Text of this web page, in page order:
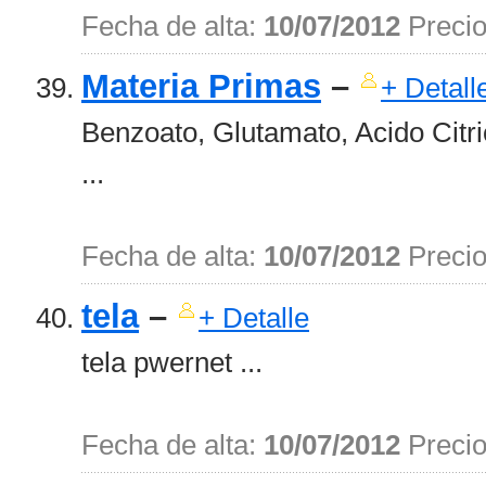
Fecha de alta: 10/07/2012
Materia Primas – +
Benzoato, Glutamato, Acido
...
Fecha de alta: 10/07/2012
tela– + Detalle
tela pwernet ...
Fecha de alta: 10/07/2012